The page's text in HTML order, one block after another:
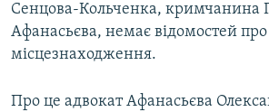
Усі сайти RFE/RL
Сенцова-Кольченка, кримчанина
Афанасьєва, немає відомостей
місцезнаходження.
Про це адвокат Афанасьєва